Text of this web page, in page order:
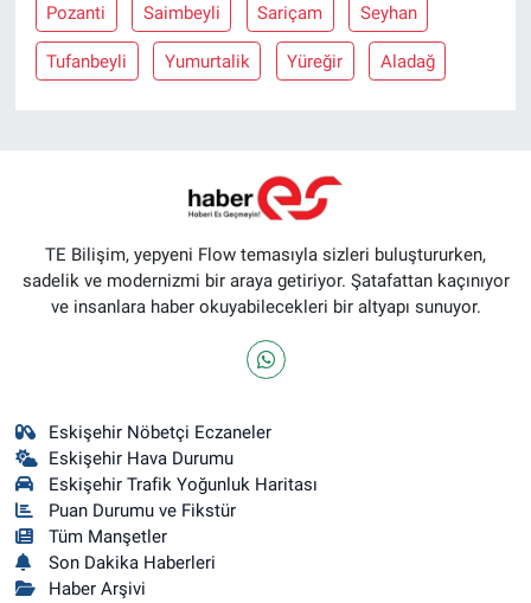
Pozanti Saimbeyli Sariçam Seyhan
Tufanbeyli Yumurtalik Yüreğir Aladağ
TE Bilişim, yepyeni Flow temasıyla sizleri buluştururken,
sadelik ve modernizmi bir araya getiriyor. Şatafattan kaçınıyor
ve insanlara haber okuyabilecekleri bir altyapı sunuyor.
Eskişehir Nöbetçi Eczaneler
Eskişehir Hava Durumu
Eskişehir Trafik Yoğunluk Haritası
Puan Durumu ve Fikstür
Tüm Manşetler
Son Dakika Haberleri
Haber Arşivi